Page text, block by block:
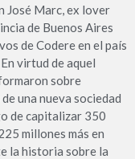
José Marc, ex lover
de Buenos Aires
de Codere en el país
virtud de aquel
sobre
una nueva sociedad
de capitalizar 350
millones más en
la historia sobre la